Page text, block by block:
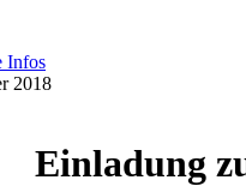
Infos
2018
Einladung